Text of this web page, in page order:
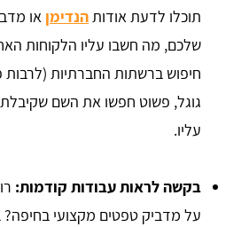
תוכלו לדעת אודותהנדימן או
שלכם, מה חשבו עליו הלקוחות
חיפוש ברשתות החברתיות (לרבות
גוגל, פשוט חפשו את השם
עליו.
בקשה לראות עבודות קודמות:
על מדביק טפטים מקצועי